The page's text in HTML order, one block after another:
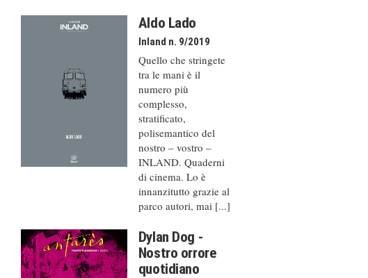
Aldo Lado
Inland n. 9/2019
Quello che stringete
tra le mani è il
numero più
complesso,
stratificato,
polisemantico del
nostro – vostro –
INLAND. Quaderni
di cinema. Lo è
innanzitutto grazie al
parco autori, mai [...]
Dylan Dog -
Nostro orrore
quotidiano